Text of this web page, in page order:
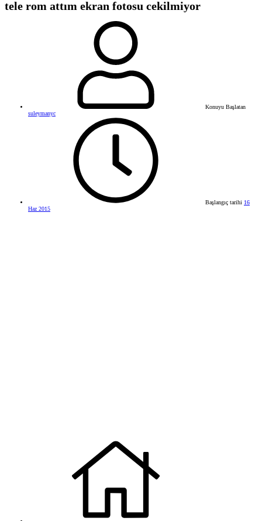
tele rom attım ekran fotosu cekilmiyor
Konuyu Başlatan
suleymanyc
Başlangıç tarihi 16
Haz 2015